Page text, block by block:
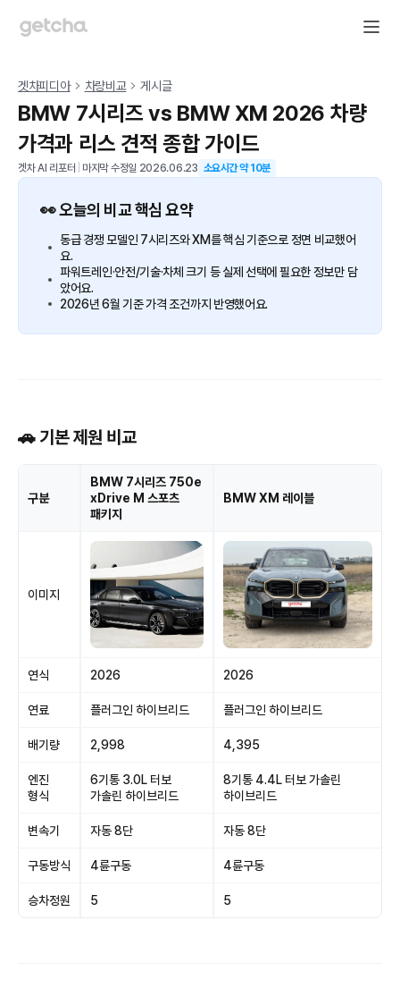
겟차피디아 차량비교 게시글
BMW 7시리즈 vs BMW XM 2026 차량
가격과 리스 견적 종합 가이드
겟차 AI 리포터 마지막 수정일 2026.06.23 소요시간 약10분
👀 오늘의 비교 핵심 요약
동급 경쟁 모델인 7시리즈와 XM를 핵심 기준으로 정면 비교했어
요.
파워트레인·안전/기술·차체 크기 등 실제 선택에 필요한 정보만 담
았어요.
2026년 6월 기준 가격 조건까지 반영했어요.
🚗 기본 제원 비교
구분
BMW 7시리즈 750e
xDrive M 스포츠
패키지
BMW XM 레이블
이미지
연식 2026 2026
연료 플러그인 하이브리드 플러그인 하이브리드
배기량 2,998 4,395
엔진
형식
6기통 3.0L 터보
가솔린 하이브리드
8기통 4.4L 터보 가솔린
하이브리드
변속기 자동 8단 자동 8단
구동방식 4륜구동 4륜구동
승차정원 5 5